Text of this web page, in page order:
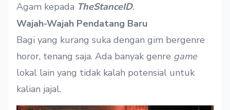
Agam kepada TheStanceID.
Wajah-Wajah Pendatang Baru
Bagi yang kurang suka dengan gim bergenre
horor, tenang saja. Ada banyak genre game
lokal lain yang tidak kalah potensial untuk
kalian jajal.